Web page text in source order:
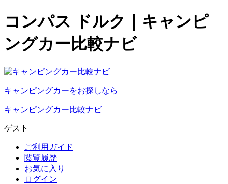
コンパス ドルク｜キャンピ
ングカー比較ナビ
キャンピングカーをお探しなら
キャンピングカー比較ナビ
ゲスト
ご利用ガイド
閲覧履歴
お気に入り
ログイン